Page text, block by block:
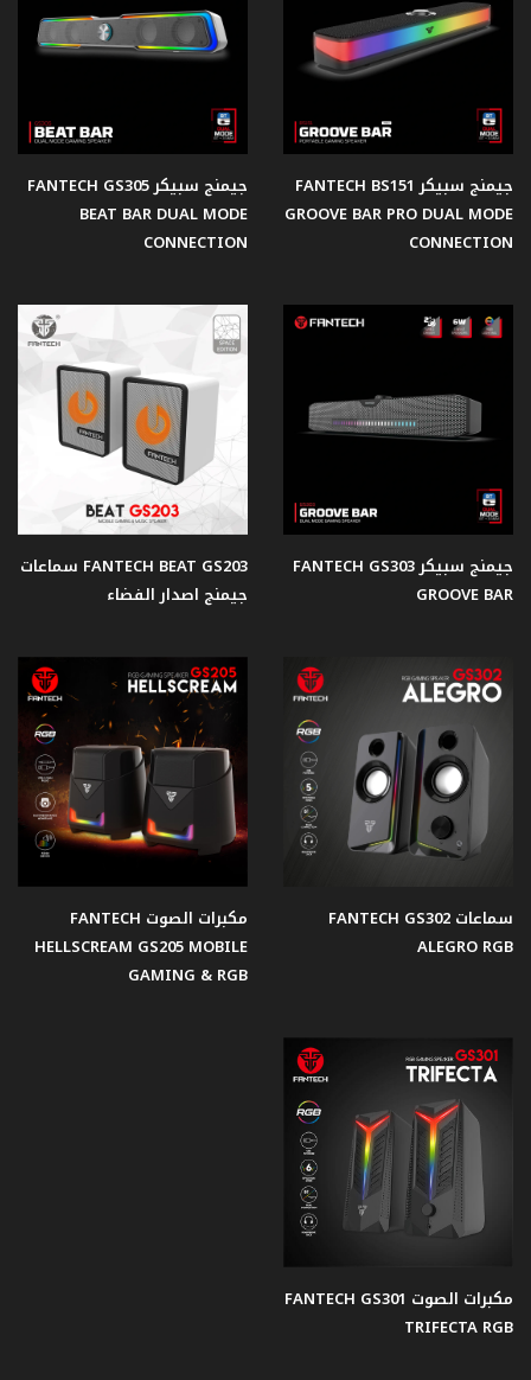
جيمنج سبيكر FANTECH BS151
GROOVE BAR PRO DUAL MODE
CONNECTION
جيمنج سبيكر FANTECH GS305
BEAT BAR DUAL MODE
CONNECTION
جيمنج سبيكر FANTECH GS303
GROOVE BAR
FANTECH BEAT GS203 سماعات
جيمنج اصدار الفضاء
سماعات FANTECH GS302
ALEGRO RGB
مكبرات الصوت FANTECH
HELLSCREAM GS205 MOBILE
GAMING & RGB
مكبرات الصوت FANTECH GS301
TRIFECTA RGB
مبردات
هوائية
للمعالجات
Office
Product